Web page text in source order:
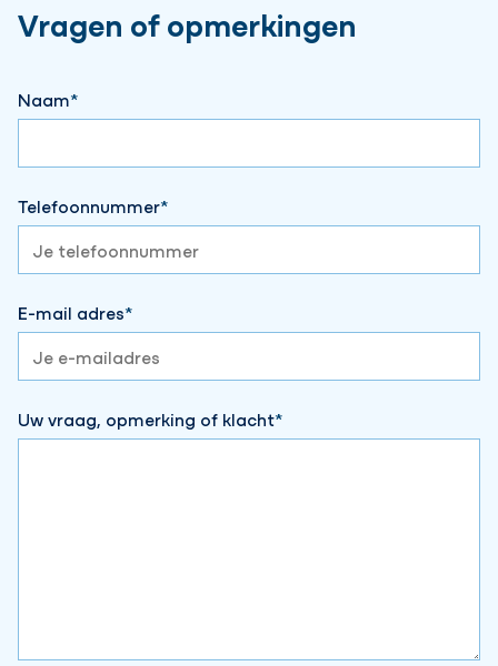
Vragen of opmerkingen
Naam
Telefoonnummer
E-mail adres
Uw vraag, opmerking of klacht